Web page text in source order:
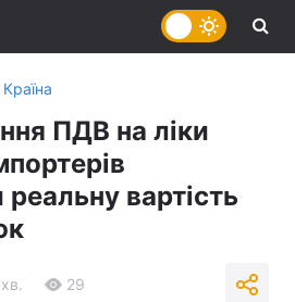
Країна
ПДВ на ліки
вартість
29